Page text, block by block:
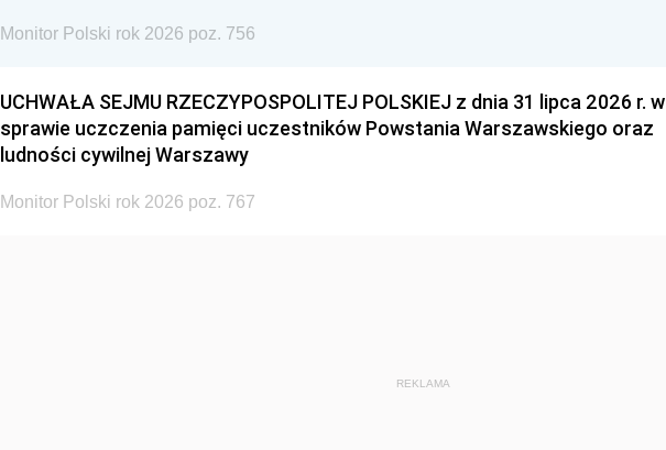
Monitor Polski rok 2026 poz. 756
UCHWAŁA SEJMU RZECZYPOSPOLITEJ POLSKIEJ z dnia 31 lipca 2026 r. w
sprawie uczczenia pamięci uczestników Powstania Warszawskiego oraz
ludności cywilnej Warszawy
Monitor Polski rok 2026 poz. 767
REKLAMA